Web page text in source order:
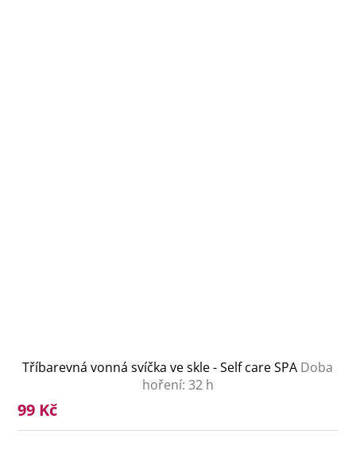
Tříbarevná vonná svíčka ve skle - Self care SPA Doba
hoření: 32 h
99 Kč